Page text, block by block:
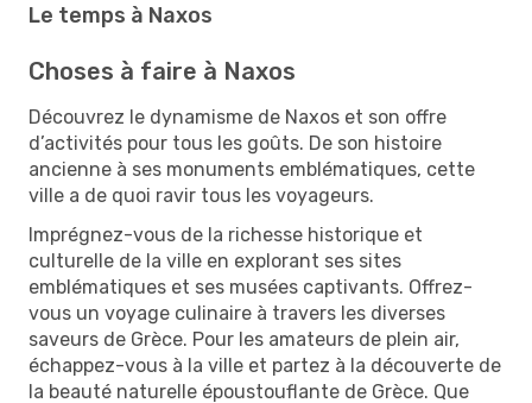
Le temps à Naxos
Choses à faire à Naxos
Découvrez le dynamisme de Naxos et son offre
d’activités pour tous les goûts. De son histoire
ancienne à ses monuments emblématiques, cette
ville a de quoi ravir tous les voyageurs.
Imprégnez-vous de la richesse historique et
culturelle de la ville en explorant ses sites
emblématiques et ses musées captivants. Offrez-
vous un voyage culinaire à travers les diverses
saveurs de Grèce. Pour les amateurs de plein air,
échappez-vous à la ville et partez à la découverte de
la beauté naturelle époustouflante de Grèce. Que